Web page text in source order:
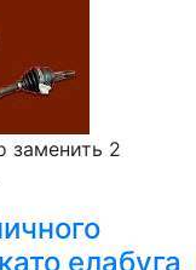
заменить 2
елабуга